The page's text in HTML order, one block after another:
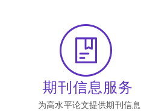
期刊信息服务
为高水平论文提供期刊信息